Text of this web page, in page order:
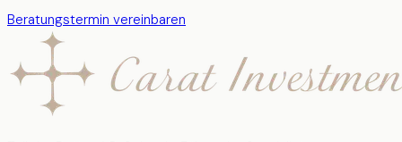
Beratungstermin vereinbaren